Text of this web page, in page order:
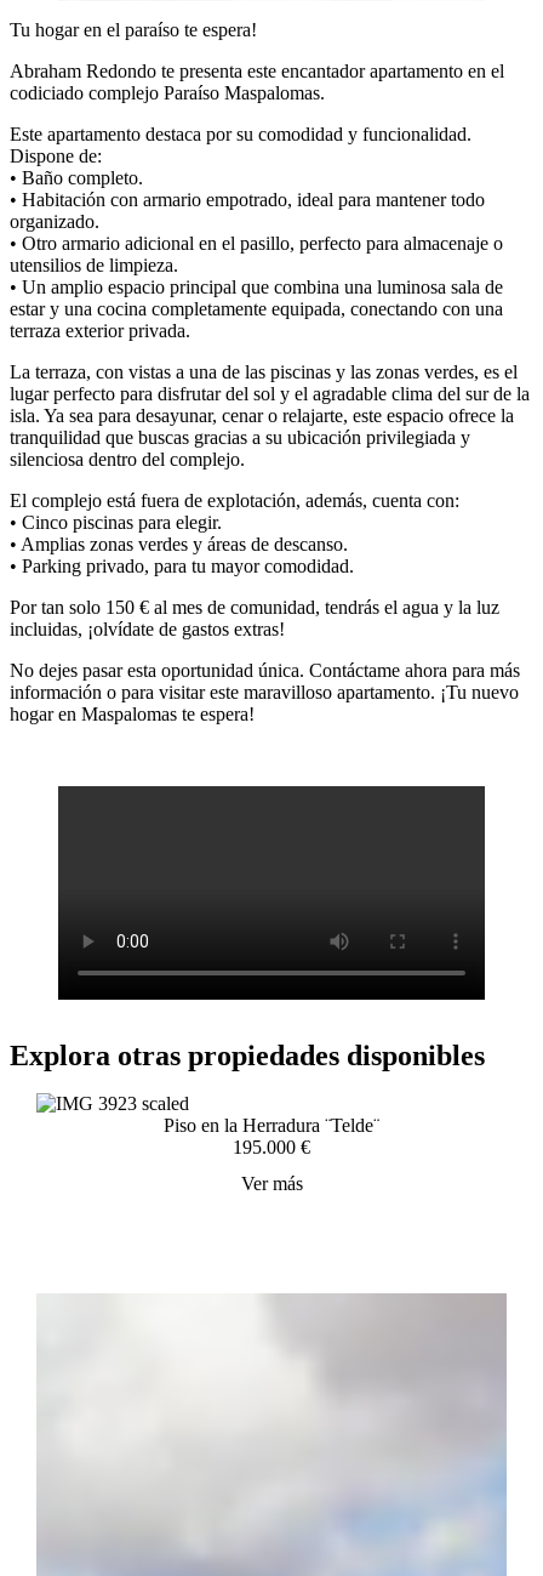
Tu hogar en el paraíso te espera!
Abraham Redondo te presenta este encantador apartamento en el
codiciado complejo Paraíso Maspalomas.
Este apartamento destaca por su comodidad y funcionalidad.
Dispone de:
• Baño completo.
• Habitación con armario empotrado, ideal para mantener todo
organizado.
• Otro armario adicional en el pasillo, perfecto para almacenaje o
utensilios de limpieza.
• Un amplio espacio principal que combina una luminosa sala de
estar y una cocina completamente equipada, conectando con una
terraza exterior privada.
La terraza, con vistas a una de las piscinas y las zonas verdes, es el
lugar perfecto para disfrutar del sol y el agradable clima del sur de la
isla. Ya sea para desayunar, cenar o relajarte, este espacio ofrece la
tranquilidad que buscas gracias a su ubicación privilegiada y
silenciosa dentro del complejo.
El complejo está fuera de explotación, además, cuenta con:
• Cinco piscinas para elegir.
• Amplias zonas verdes y áreas de descanso.
• Parking privado, para tu mayor comodidad.
Por tan solo 150 € al mes de comunidad, tendrás el agua y la luz
incluidas, ¡olvídate de gastos extras!
No dejes pasar esta oportunidad única. Contáctame ahora para más
información o para visitar este maravilloso apartamento. ¡Tu nuevo
hogar en Maspalomas te espera!
Explora otras propiedades disponibles
Piso en la Herradura ¨Telde¨
195.000 €
Ver más